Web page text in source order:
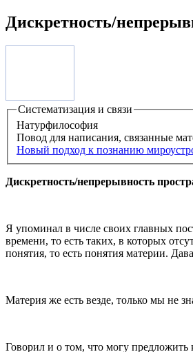
Дискретность/
Систематизация и связи
Натурфилософия
Повод для написания, связанные
Новый подход к познанию
Дискретность/непрерывность
Я упоминал в числе своих главных
времени, то есть таких, в которых
понятия, то есть понятия материи.
Материя же есть везде, только мы не
Говорил и о том, что могу